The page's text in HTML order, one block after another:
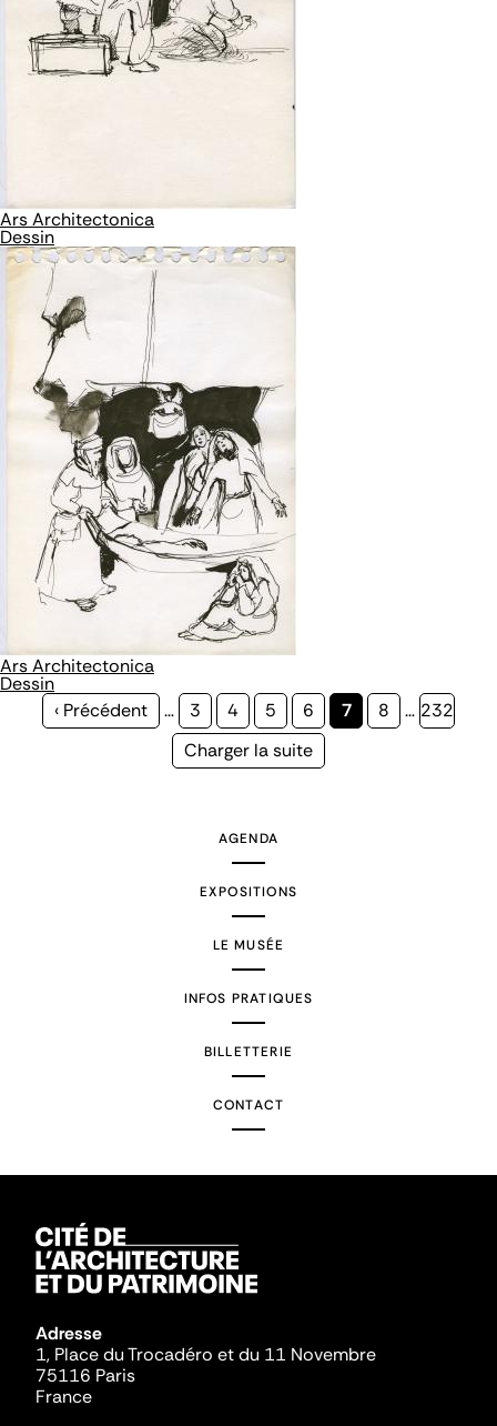
Ars Architectonica
Dessin
Ars Architectonica
Dessin
Page
‹ Précédent … Page
3 Page
4 Page
5 Page
6
Page
7 Page
8 … Page
232
Page
Charger la suite
AGENDA
EXPOSITIONS
LE MUSÉE
INFOS PRATIQUES
BILLETTERIE
CONTACT
Adresse
1, Place du Trocadéro et du 11 Novembre
75116 Paris
France